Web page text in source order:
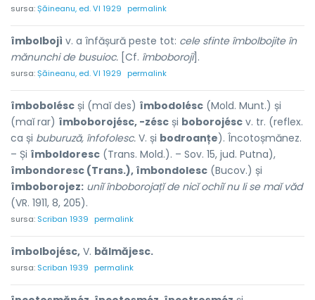
sursa:Șăineanu, ed. VI 1929 permalink
îmbolbojì v. a înfășură peste tot: cele sfinte îmbolbojite în
mănunchi de busuioc. [Cf. îmboborojì].
sursa:Șăineanu, ed. VI 1929 permalink
îmbobolésc și (maĭ des) îmbodolésc (Mold. Munt.) și
(maĭ rar) îmboborojésc, -zésc și boborojésc v. tr. (reflex.
ca și buburuză, înfofolesc. V. și bodroanțe). Încotoșmănez.
– Și îmboldoresc (Trans. Mold.). – Sov. 15, jud. Putna),
îmbondoresc (Trans.), îmbondolesc (Bucov.) și
îmboborojez: uniĭ înboborojațĭ de nicĭ ochiĭ nu li se maĭ văd
(VR. 1911, 8, 205).
sursa: Scriban 1939 permalink
îmbolbojésc, V. bălmăjesc.
sursa: Scriban 1939 permalink